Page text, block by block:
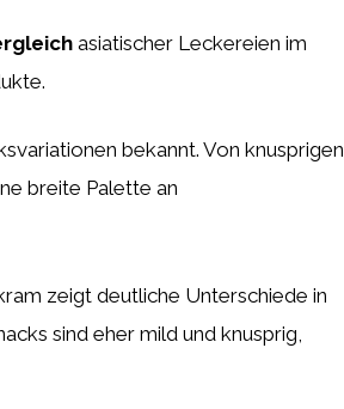
asiatischer Leckereien im
bekannt. Von knusprigen
breite Palette an
zeigt deutliche Unterschiede in
sind eher mild und knusprig,